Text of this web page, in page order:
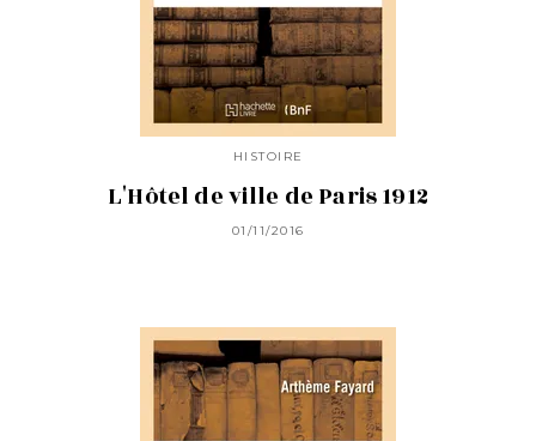
HISTOIRE
L'Hôtel de ville de Paris 1912
01/11/2016